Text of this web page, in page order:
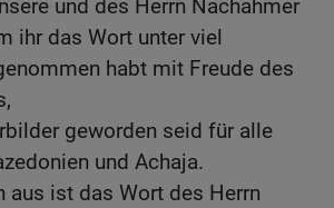
und des Herrn Nachahmer
ihr das Wort unter viel
habt mit Freude des
geworden seid für alle
und Achaja.
aus ist das Wort des Herrn